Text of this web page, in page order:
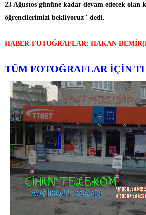
23 Ağustos gününe kadar devam edecek olan
öğrencilerimizi bekliyoruz" dedi.
HABER-FOTOĞRAFLAR: HAKAN
TÜM FOTOĞRAFLAR İÇİN